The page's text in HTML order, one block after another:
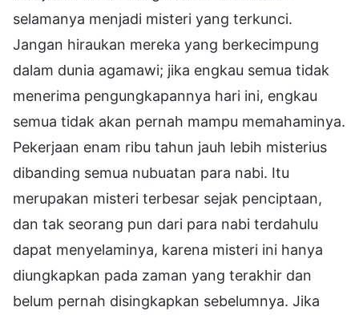
selamanya menjadi misteri yang terkunci.
Jangan hiraukan mereka yang berkecimpung
dalam dunia agamawi; jika engkau semua tidak
menerima pengungkapannya hari ini, engkau
semua tidak akan pernah mampu memahaminya.
Pekerjaan enam ribu tahun jauh lebih misterius
dibanding semua nubuatan para nabi. Itu
merupakan misteri terbesar sejak penciptaan,
dan tak seorang pun dari para nabi terdahulu
dapat menyelaminya, karena misteri ini hanya
diungkapkan pada zaman yang terakhir dan
belum pernah disingkapkan sebelumnya. Jika